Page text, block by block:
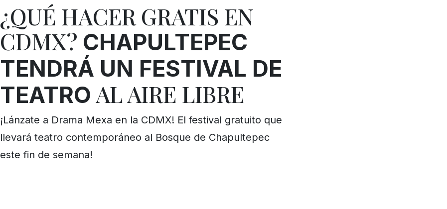
¿QUÉ HACER GRATIS EN
CDMX? CHAPULTEPEC
TENDRÁ UN FESTIVAL DE
TEATRO AL AIRE LIBRE
¡Lánzate a Drama Mexa en la CDMX! El festival gratuito que
llevará teatro contemporáneo al Bosque de Chapultepec
este fin de semana!